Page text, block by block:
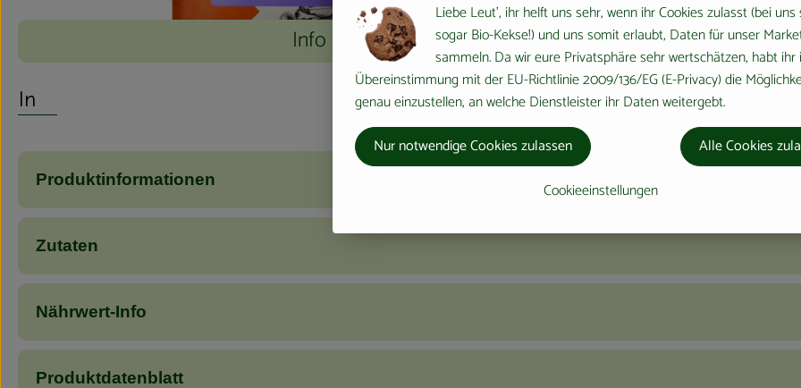
Info
Info
Produktinformationen
Zutaten
Nährwert-Info
Produktdatenblatt
Liebe Leut', ihr helft uns sehr, wenn ihr Cookies zulasst (bei uns
sogar Bio-Kekse!) und uns somit erlaubt, Daten für unser
sammeln. Da wir eure Privatsphäre sehr wertschätzen, habt ihr
Übereinstimmung mit der EU-Richtlinie 2009/136/EG (E-Privacy) die
genau einzustellen, an welche Dienstleister ihr Daten weitergebt.
Cookieeinstellungen
Nur notwendige Cookies zulassen Alle Cookies